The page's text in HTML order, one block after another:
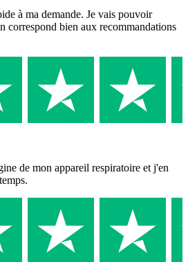
à ma demande. Je vais pouvoir
correspond bien aux recommandations
de mon appareil respiratoire et j'en